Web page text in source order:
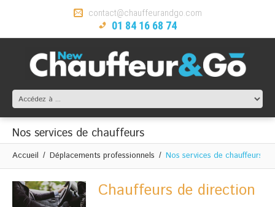
contact@chauffeurandgo.com
01 84 16 68 74
Nos services de chauffeurs
Accueil Déplacements professionnels Nos services de chauffeurs
Chauffeurs de direction